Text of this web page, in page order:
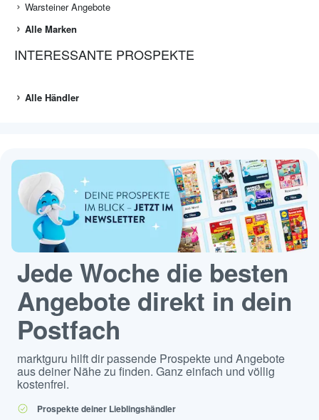
Warsteiner Angebote
Alle Marken
INTERESSANTE PROSPEKTE
Alle Händler
Jede Woche die besten
Angebote direkt in dein
Postfach
marktguru hilft dir passende Prospekte und Angebote
aus deiner Nähe zu finden. Ganz einfach und völlig
kostenfrei.
Prospekte deiner Lieblingshändler